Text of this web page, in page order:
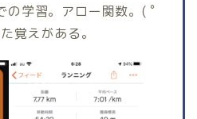
の学習。アロー関数。( ﾟ
覚えがある。